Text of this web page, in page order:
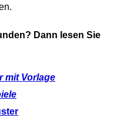
Dann lesen Sie
mit Vorlage